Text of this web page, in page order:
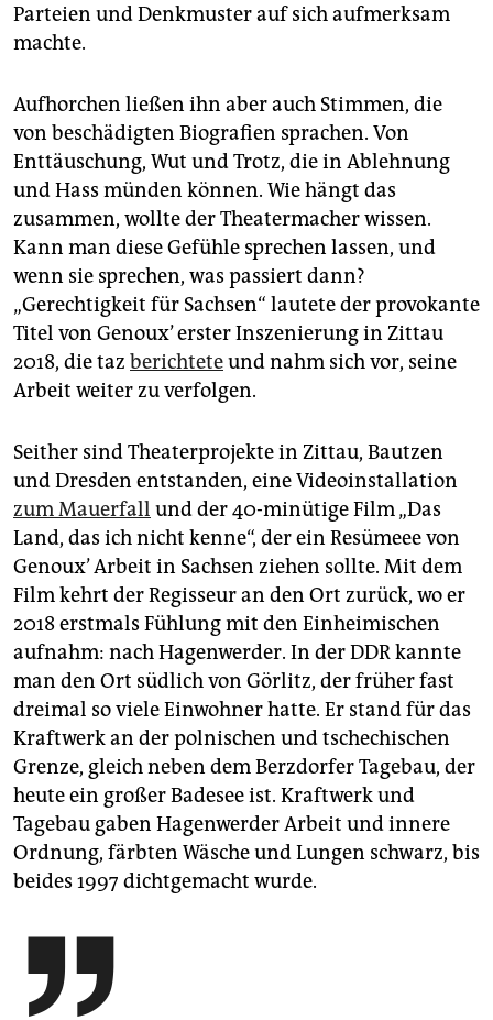
Parteien und Denkmuster auf sich aufmerksam
machte.
Aufhorchen ließen ihn aber auch Stimmen, die
von beschädigten Biografien sprachen. Von
Enttäuschung, Wut und Trotz, die in Ablehnung
und Hass münden können. Wie hängt das
zusammen, wollte der Theatermacher wissen.
Kann man diese Gefühle sprechen lassen, und
wenn sie sprechen, was passiert dann?
„Gerechtigkeit für Sachsen“ lautete der provokante
Titel von Genoux’ erster Inszenierung in Zittau
2018, die taz berichteteund nahm sich vor, seine
Arbeit weiter zu verfolgen.
Seither sind Theaterprojekte in Zittau, Bautzen
und Dresden entstanden, eine Videoinstallation
zum Mauerfall und der 40-minütige Film „Das
Land, das ich nicht kenne“, der ein Resümeee von
Genoux’ Arbeit in Sachsen ziehen sollte. Mit dem
Film kehrt der Regisseur an den Ort zurück, wo er
2018 erstmals Fühlung mit den Einheimischen
aufnahm: nach Hagenwerder. In der DDR kannte
man den Ort südlich von Görlitz, der früher fast
dreimal so viele Einwohner hatte. Er stand für das
Kraftwerk an der polnischen und tschechischen
Grenze, gleich neben dem Berzdorfer Tagebau, der
heute ein großer Badesee ist. Kraftwerk und
Tagebau gaben Hagenwerder Arbeit und innere
Ordnung, färbten Wäsche und Lungen schwarz, bis
beides 1997 dichtgemacht wurde.
